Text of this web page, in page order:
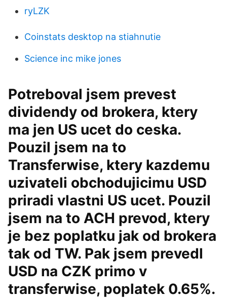
ryLZK
Coinstats desktop na stiahnutie
Science inc mike jones
Potreboval jsem prevest
dividendy od brokera, ktery
ma jen US ucet do ceska.
Pouzil jsem na to
Transferwise, ktery kazdemu
uzivateli obchodujicimu USD
priradi vlastni US ucet. Pouzil
jsem na to ACH prevod, ktery
je bez poplatku jak od brokera
tak od TW. Pak jsem prevedl
USD na CZK primo v
transferwise, poplatek 0.65%.